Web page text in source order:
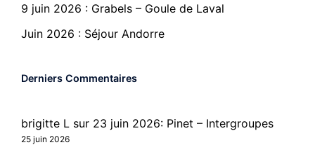
9 juin 2026 : Grabels – Goule de Laval
Juin 2026 : Séjour Andorre
Derniers Commentaires
brigitte L sur 23 juin 2026: Pinet – Intergroupes
25 juin 2026